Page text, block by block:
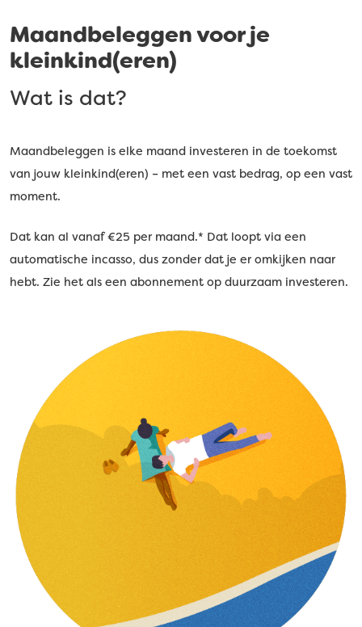
Maandbeleggen voor je
kleinkind(eren)
Wat is dat?
Maandbeleggen is elke maand investeren in de toekomst
van jouw kleinkind(eren) – met een vast bedrag, op een vast
moment.
Dat kan al vanaf €25 per maand.* Dat loopt via een
automatische incasso, dus zonder dat je er omkijken naar
hebt. Zie het als een abonnement op duurzaam investeren.